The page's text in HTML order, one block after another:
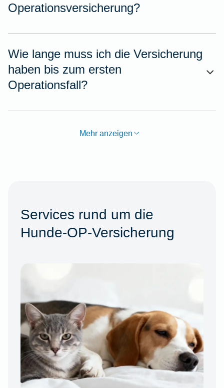
Operationsversicherung?
Wie lange muss ich die Versicherung
haben bis zum ersten
Operationsfall?
Mehr anzeigen
Services rund um die
Hunde-OP-Versicherung